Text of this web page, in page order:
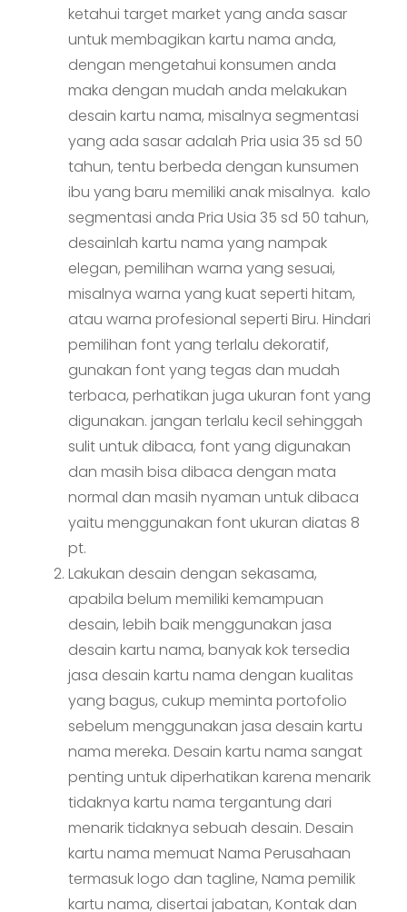
ketahui target market yang anda sasar
untuk membagikan kartu nama anda,
dengan mengetahui konsumen anda
maka dengan mudah anda melakukan
desain kartu nama, misalnya segmentasi
yang ada sasar adalah Pria usia 35 sd 50
tahun, tentu berbeda dengan kunsumen
ibu yang baru memiliki anak misalnya. kalo
segmentasi anda Pria Usia 35 sd 50 tahun,
desainlah kartu nama yang nampak
elegan, pemilihan warna yang sesuai,
misalnya warna yang kuat seperti hitam,
atau warna profesional seperti Biru. Hindari
pemilihan font yang terlalu dekoratif,
gunakan font yang tegas dan mudah
terbaca, perhatikan juga ukuran font yang
digunakan. jangan terlalu kecil sehinggah
sulit untuk dibaca, font yang digunakan
dan masih bisa dibaca dengan mata
normal dan masih nyaman untuk dibaca
yaitu menggunakan font ukuran diatas 8
pt.
Lakukan desain dengan sekasama,
apabila belum memiliki kemampuan
desain, lebih baik menggunakan jasa
desain kartu nama, banyak kok tersedia
jasa desain kartu nama dengan kualitas
yang bagus, cukup meminta portofolio
sebelum menggunakan jasa desain kartu
nama mereka. Desain kartu nama sangat
penting untuk diperhatikan karena menarik
tidaknya kartu nama tergantung dari
menarik tidaknya sebuah desain. Desain
kartu nama memuat Nama Perusahaan
termasuk logo dan tagline, Nama pemilik
kartu nama, disertai jabatan, Kontak dan